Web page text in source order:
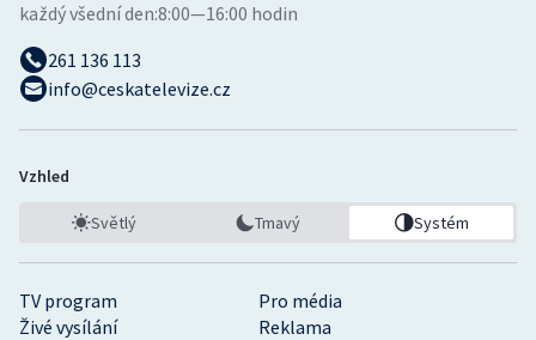
TV program
Pro média
Živé vysílání
Reklama
každý všední den:8:00—16:00 hodin
261 136 113
info@ceskatelevize.cz
Vzhled
Světlý Tmavý Systém